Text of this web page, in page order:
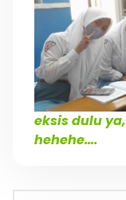
eksis dulu
hehehe….